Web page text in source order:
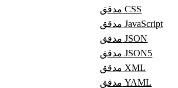
مدقق CSS
مدقق JavaScript
مدقق JSON
مدقق JSON5
مدقق XML
مدقق YAML